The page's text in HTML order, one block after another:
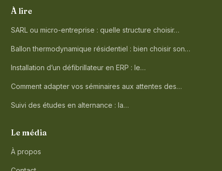
À lire
SARL ou micro-entreprise : quelle structure choisir…
Ballon thermodynamique résidentiel : bien choisir son…
Installation d’un défibrillateur en ERP : le…
Comment adapter vos séminaires aux attentes des…
Suivi des études en alternance : la…
Le média
À propos